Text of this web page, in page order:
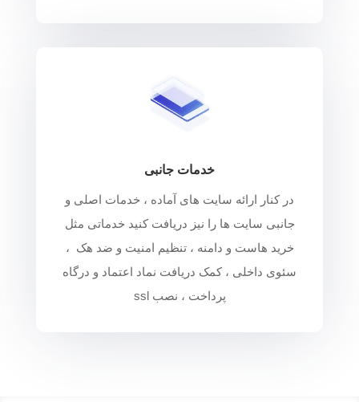
خدمات جانبی
در کنار ارائه سایت های آماده ، خدمات اصلی و
جانبی سایت ها را نیز دریافت کنید خدماتی مثل
خرید هاست و دامنه ، تنظیم امنیت و ضد هک ،
سئوی داخلی ، کمک دریافت نماد اعتماد و درگاه
پرداخت ، نصب ssl